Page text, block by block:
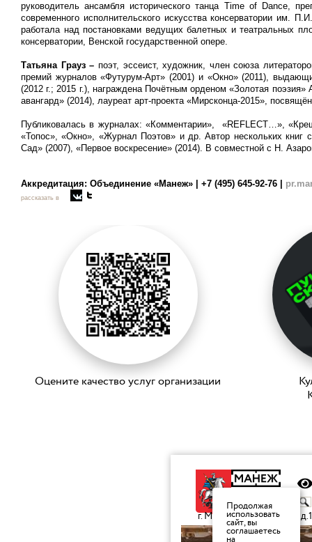
руководитель ансамбля исторического танца Time of Dance,
современного исполнительского искусства консерватории им.
работала над постановками ведущих балетных и театральных
консерватории, Венской государственной опере.
Татьяна Грауз – поэт, эссеист, художник, член союза
премий журналов «Футурум-Арт» (2001) и «Окно» (2011),
(2012 г.; 2015 г.), награждена Почётным орденом «Золотая поэзия»
авангард» (2014), лауреат арт-проекта «Мирсконца-2015»,
Публиковалась в журналах: «Комментарии», «REFLECT…»,
«Топос», «Окно», «Журнал Поэтов» и др. Автор нескольких книг
Сад» (2007), «Первое воскресение» (2014). В совместной с Н.
Аккредитация: Объединение «Манеж» | +7 (495) 645-92-76 |
рассказать в
Оцените качество услуг организации